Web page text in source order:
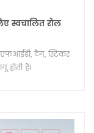
स्वचालित रोल
टैग, स्टिकर
है।